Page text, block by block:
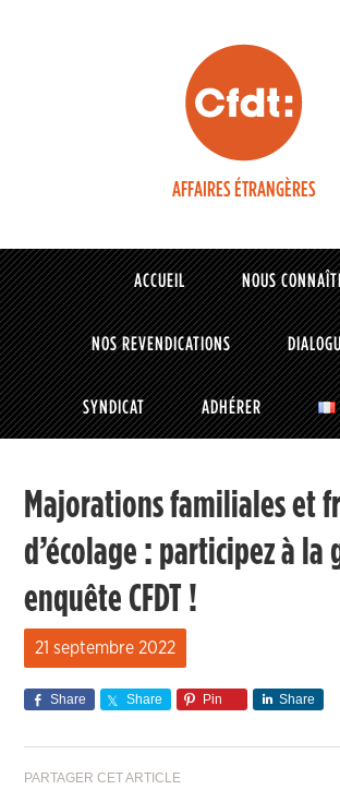
AFFAIRES ÉTRANGÈRES
ACCUEIL NOUS
NOS REVENDICATIONS
SYNDICAT ADHÉRER
Majorations familiales et
d’écolage : participez à la
enquête CFDT !
21 septembre 2022
Share Share Pin Share
PARTAGER CET ARTICLE